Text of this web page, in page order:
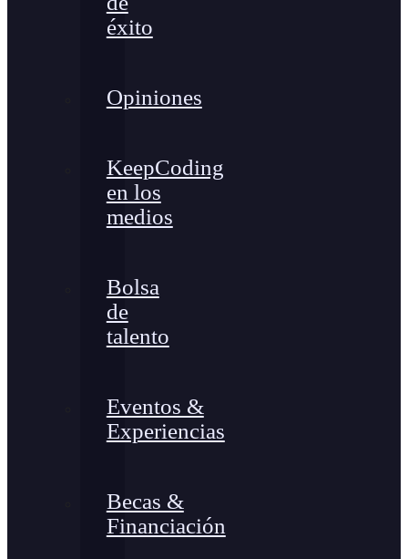
éxito
Opiniones
KeepCoding
en los
medios
Bolsa
de
talento
Eventos &
Experiencias
Becas &
Financiación